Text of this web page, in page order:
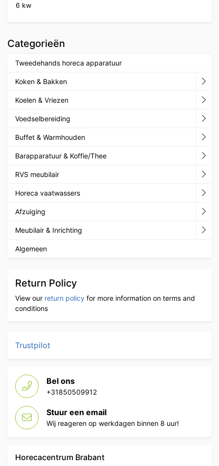
6 kw
Categorieën
Tweedehands horeca apparatuur
Koken & Bakken
Koelen & Vriezen
Voedselbereiding
Buffet & Warmhouden
Barapparatuur & Koffie/Thee
RVS meubilair
Horeca vaatwassers
Afzuiging
Meubilair & Inrichting
Algemeen
Return Policy
View our return policy for more information on terms and
conditions
Trustpilot
Bel ons
+31850509912
Stuur een email
Wij reageren op werkdagen binnen 8 uur!
Horecacentrum Brabant